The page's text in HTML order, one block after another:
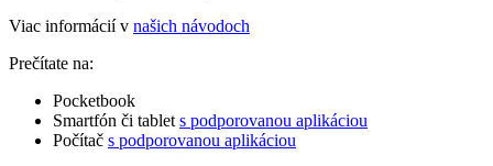
Viac informácií v našich návodoch
Prečítate na:
Pocketbook
Smartfón či tablet s podporovanou aplikáciou
Počítač s podporovanou aplikáciou